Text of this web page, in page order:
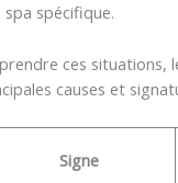
spécifique.
ces situations,
causes et
Signe